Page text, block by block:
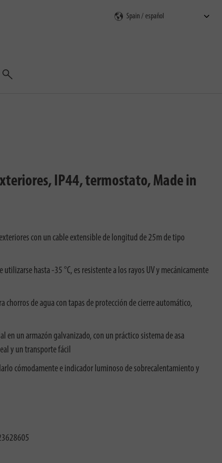
Buscar
IP44, termostato, Made in
con un cable extensible de longitud de 25m de tipo
utilizarse hasta -35 °C, es resistente a los rayos UV y mecánicamente
chorros de agua con tapas de protección de cierre automático,
en un armazón galvanizado, con un práctico sistema de asa
y un transporte fácil
cómodamente e indicador luminoso de sobrecalentamiento y